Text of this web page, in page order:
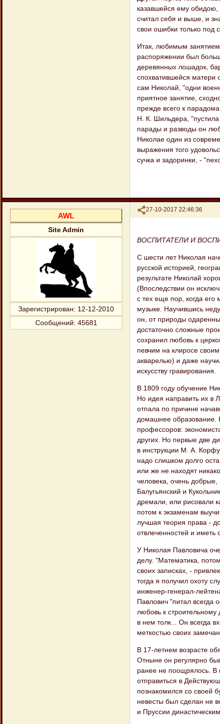
казавшейся ему обидою,
считал себя и выше, и
свои ошибки только
Итак, любимым
распоряжении был
деревянных лошадок,
спохватившейся матери
сам Николай, "одни
приятное занятие,
прежде всего к
Н. К. Шильдера, "пустила
парады и разводы он
Николае один из
выражения того
сучка и задоринки, -
Поделиться
27-10-2017 22:46:36
AWL
Site Admin
Зарегистрирован: 12-12-2010
Сообщений: 45681
ВОСПИТАТЕЛИ И
С шести лет Николая
русской историей,
результате Николай
(Впоследствии он
с тех еще пор, когда
музыке. Научившись
он, от природы
достаточно сложные
сохранил любовь к
певчим на клиросе
акварелью) и даже
искусству гравирования.
В 1809 году обучение
Но идея направить их в
отпала по причине
домашнее образование.
профессоров:
других. Но первые две
в инструкции М. А.
надо слишком долго
или же не находят
человека, очень
Балугьянский и
дремали, или рисовали
потом к экзаменам
лучшая теория права -
отвлеченностей и
У Николая Павловича
делу. "Математика,
своих записках, -
тогда я получил охоту
инженер-генерал-
Павлович "питал всегда
любовь к строительному
в нем толк... Он всегда
меткостью своих
В 17-летнем возрасте
Отныне он регулярно
ранее не поощрялось. В
отправиться в
познакомился со своей
невесты был сделан не
и Пруссии